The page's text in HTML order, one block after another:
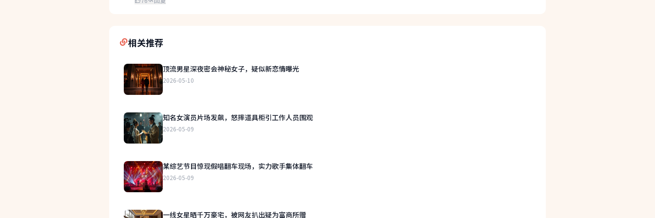
相关推荐
顶流男星深夜密会神秘女子，疑似新恋情曝光
2026-05-10
知名女演员片场发飙，怒摔道具柜引工作人员围观
2026-05-09
某综艺节目惊现假唱翻车现场，实力歌手集体翻车
2026-05-09
一线女星晒千万豪宅，被网友扒出疑为富商所赠